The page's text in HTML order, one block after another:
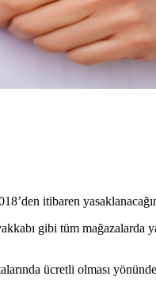
itibaren
gibi tüm mağazalarda
ücretli olması